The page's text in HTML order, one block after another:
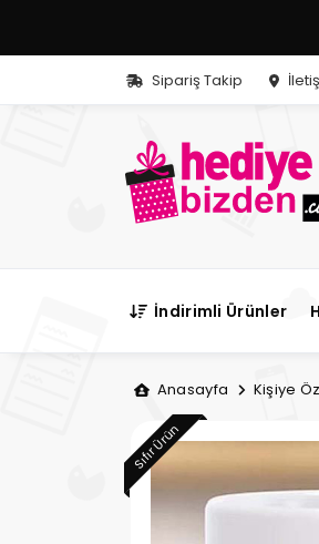
Sipariş Takip
İndirimli Ürünler
Anasayfa Kişiye
Sıfır Ürün